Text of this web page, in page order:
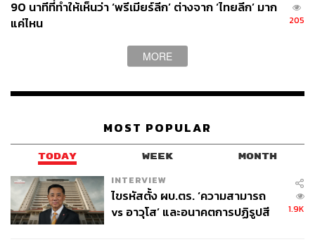
90 นาทีที่ทำให้เห็นว่า ‘พรีเมียร์ลีก’ ต่างจาก ‘ไทยลีก’ มาก
แค่ไหน
205
MORE
MOST POPULAR
TODAY WEEK MONTH
INTERVIEW
ไขรหัสตั้ง ผบ.ตร. ‘ความสามารถ
vs อาวุโส’ และอนาคตการปฏิรูปสี
1.9K